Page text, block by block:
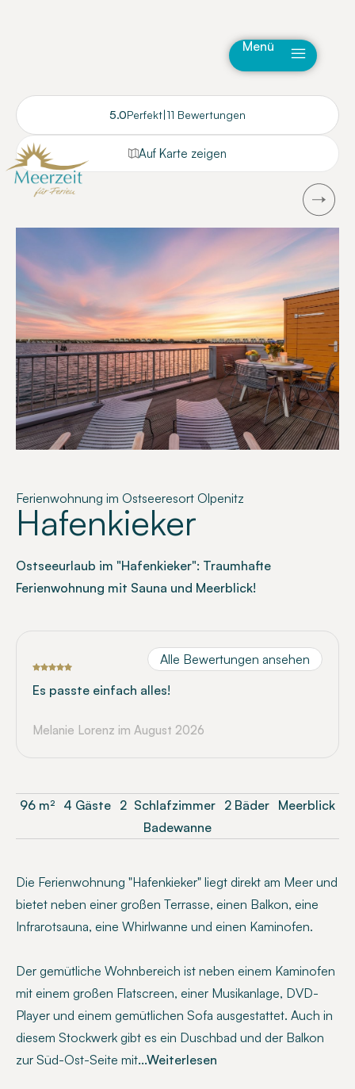
Menü
5.0Perfekt|11 Bewertungen
Auf Karte zeigen
Next
Ferienwohnung im Ostseeresort Olpenitz
Hafenkieker
Ostseeurlaub im "Hafenkieker": Traumhafte
Ferienwohnung mit Sauna und Meerblick!
Alle Bewertungen ansehen
Es passte einfach alles!
Melanie Lorenz im August 2026
96 m² 4 Gäste 2 Schlafzimmer 2 Bäder
Meerblick
Badewanne
Die Ferienwohnung "Hafenkieker" liegt direkt am Meer und
bietet neben einer großen Terrasse, einen Balkon, eine
Infrarotsauna, eine Whirlwanne und einen Kaminofen.
Der gemütliche Wohnbereich ist neben einem Kaminofen
mit einem großen Flatscreen, einer Musikanlage, DVD-
Player und einem gemütlichen Sofa ausgestattet. Auch in
diesem Stockwerk gibt es ein Duschbad und der Balkon
zur Süd-Ost-Seite mit...Weiterlesen